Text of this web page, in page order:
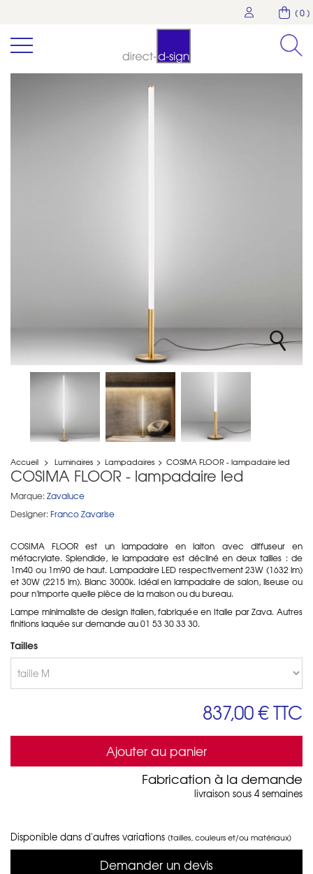
( 0 )
Accueil > Luminaires > Lampadaires > COSIMA FLOOR - lampadaire led
COSIMA FLOOR - lampadaire led
Marque: Zavaluce
Designer: Franco Zavarise
COSIMA FLOOR est un lampadaire en laiton avec diffuseur en
métacrylate. Splendide, le lampadaire est décliné en deux tailles : de
1m40 ou 1m90 de haut. Lampadaire LED respectivement 23W (1632 lm)
et 30W (2215 lm). Blanc 3000k. Idéal en lampadaire de salon, liseuse ou
pour n'importe quelle pièce de la maison ou du bureau.
Lampe minimaliste de design italien, fabriquée en Italie par Zava. Autres
finitions laquée sur demande au 01 53 30 33 30.
Tailles
837,00 €TTC
Ajouter au panier
Fabrication à la demande
livraison sous 4 semaines
Disponible dans d'autres variations (tailles, couleurs et/ou matériaux)
Demander un devis